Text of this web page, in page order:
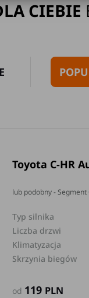
CIEBIE
Toyota C-HR
lub podobny -
Typ silnika
Liczba drzwi
Klimatyzacja
Skrzynia biegów
od 119 PLN